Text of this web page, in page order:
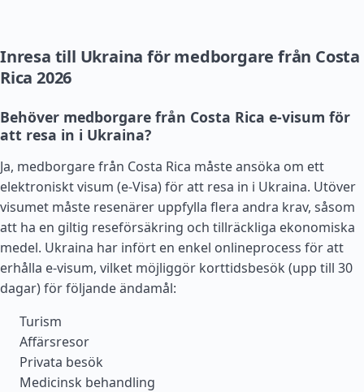
Inresa till Ukraina för medborgare från Costa
Rica 2026
Behöver medborgare från Costa Rica e-visum för
att resa in i Ukraina?
Ja, medborgare från Costa Rica måste ansöka om ett
elektroniskt visum (e-Visa) för att resa in i Ukraina. Utöver
visumet måste resenärer uppfylla flera andra krav, såsom
att ha en giltig reseförsäkring och tillräckliga ekonomiska
medel. Ukraina har infört en enkel onlineprocess för att
erhålla e-visum, vilket möjliggör korttidsbesök (upp till 30
dagar) för följande ändamål:
Turism
Affärsresor
Privata besök
Medicinsk behandling